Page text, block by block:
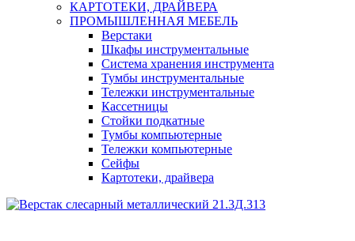
КАРТОТЕКИ, ДРАЙВЕРА
ПРОМЫШЛЕННАЯ МЕБЕЛЬ
Верстаки
Шкафы инструментальные
Система хранения инструмента
Тумбы инструментальные
Тележки инструментальные
Кассетницы
Стойки подкатные
Тумбы компьютерные
Тележки компьютерные
Сейфы
Картотеки, драйвера